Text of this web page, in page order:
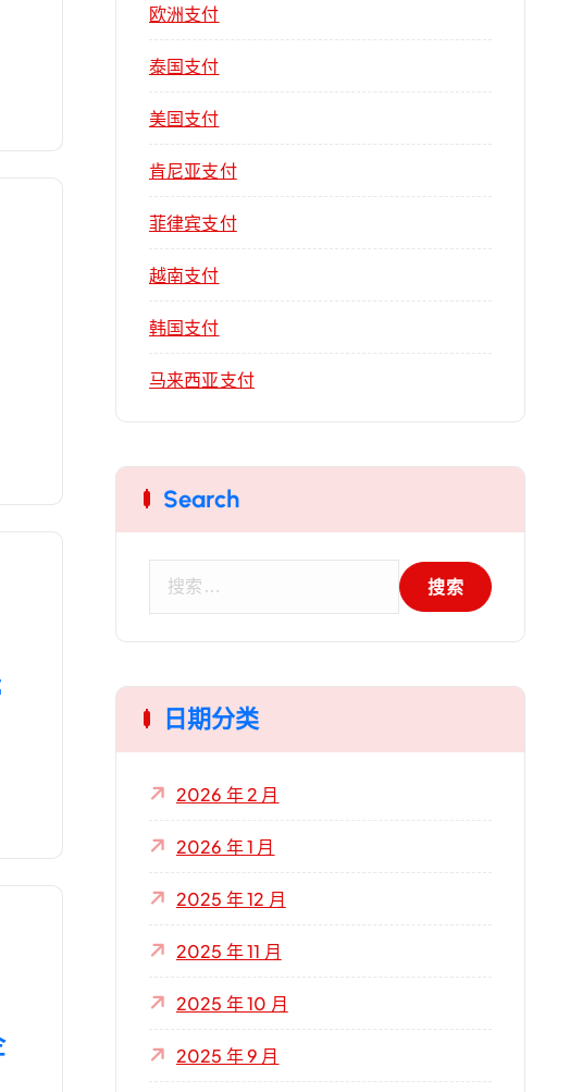
欧洲支付
泰国支付
美国支付
肯尼亚支付
菲律宾支付
越南支付
韩国支付
马来西亚支付
Search
日期分类
2026 年 2 月
2026 年 1 月
2025 年 12 月
2025 年 11 月
2025 年 10 月
2025 年 9 月